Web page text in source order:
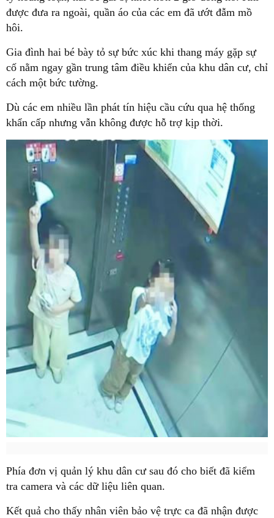
được đưa ra ngoài, quần áo của các em đã ướt đẫm mồ
hôi.
Gia đình hai bé bày tỏ sự bức xúc khi thang máy gặp sự
cố nằm ngay gần trung tâm điều khiển của khu dân cư, chỉ
cách một bức tường.
Dù các em nhiều lần phát tín hiệu cầu cứu qua hệ thống
khẩn cấp nhưng vẫn không được hỗ trợ kịp thời.
Phía đơn vị quản lý khu dân cư sau đó cho biết đã kiểm
tra camera và các dữ liệu liên quan.
Kết quả cho thấy nhân viên bảo vệ trực ca đã nhận được